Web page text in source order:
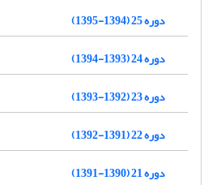
دوره 25 (1394-1395)
دوره 24 (1393-1394)
دوره 23 (1392-1393)
دوره 22 (1391-1392)
دوره 21 (1390-1391)